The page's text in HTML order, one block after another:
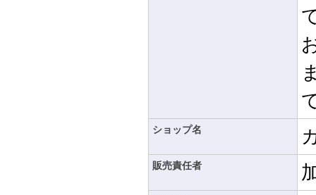
ショップ名
販売責任者